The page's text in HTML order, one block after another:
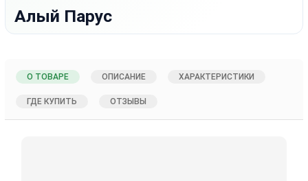
Алый Парус
О ТОВАРЕ ОПИСАНИЕ ХАРАКТЕРИСТИКИ
ГДЕ КУПИТЬ ОТЗЫВЫ